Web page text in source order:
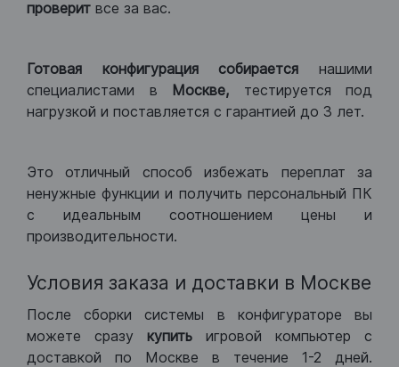
проверит все за вас.
Готовая конфигурация собираетсянашими
специалистами в Москве, тестируется под
нагрузкой и поставляется с гарантией до 3 лет.
Это отличный способ избежать переплат за
ненужные функции и получить персональный ПК
с идеальным соотношением цены и
производительности.
Условия заказа и доставки в Москве
После сборки системы в конфигураторе вы
можете сразу купить игровой компьютер с
доставкой по Москве в течение 1-2 дней.